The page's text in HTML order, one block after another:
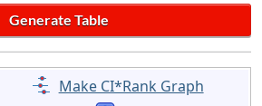
Make CI*Rank Graph